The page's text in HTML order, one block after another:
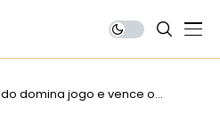
domina jogo e vence o